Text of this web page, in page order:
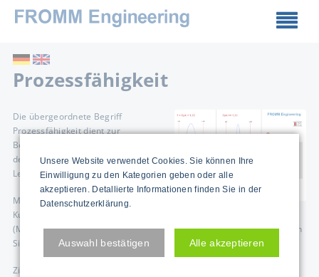
Prozessfähigkeit
Die übergeordnete Begriff
Prozessfähigkeit dient zur
Beschreibung der aktuellen sowie
der zukünftig zu erwartenden
Leistung eines Prozesses.
Man unterscheidet zwischen einer
Kurzeitfähigkeit
(Maschinenfähigkeit) und einer Langzeitfähigkeit (im eingeschränkten
Sinn - Prozessfähigkeit).
Ziel und Nutzen Man kann hiermit erkennen, ob ein Prozess für die
Unsere Website verwendet Cookies. Sie können Ihre
Einwilligung zu den Kategorien geben oder alle
akzeptieren. Detallierte Informationen finden Sie in der
Datenschutzerklärung.
Auswahl bestätigen Alle akzeptieren